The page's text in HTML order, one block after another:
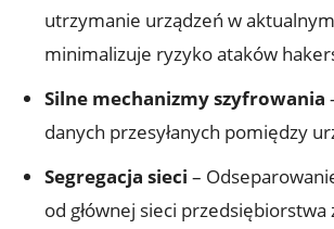
utrzymanie urządzeń w
minimalizuje ryzyko ataków
Silne mechanizmy szyfrowania
danych przesyłanych pomiędzy
Segregacja sieci –
od głównej sieci przedsiębiorstwa